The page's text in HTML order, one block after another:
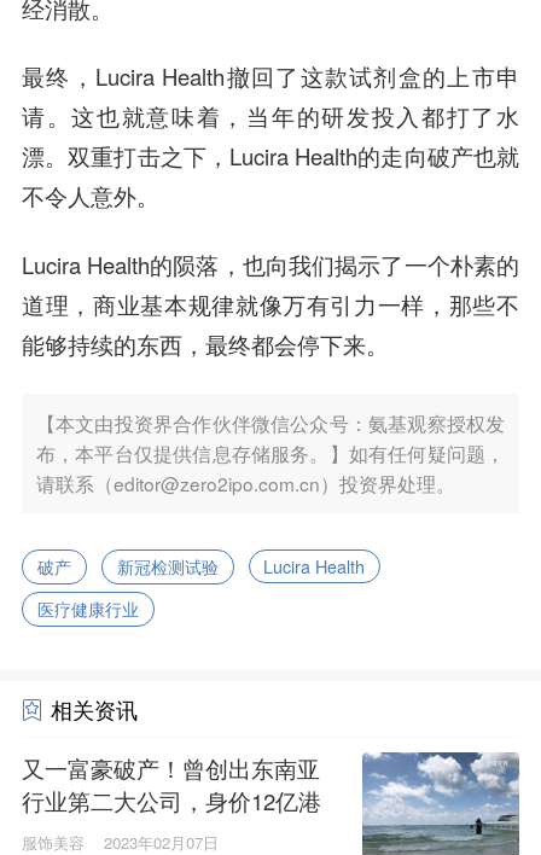
经消散。
最终，Lucira Health撤回了这款试剂盒的上市申
请。这也就意味着，当年的研发投入都打了水
漂。双重打击之下，Lucira Health的走向破产也就
不令人意外。
Lucira Health的陨落，也向我们揭示了一个朴素的
道理，商业基本规律就像万有引力一样，那些不
能够持续的东西，最终都会停下来。
【本文由投资界合作伙伴微信公众号：氨基观察授权发
布，本平台仅提供信息存储服务。】如有任何疑问题，
请联系（editor@zero2ipo.com.cn）投资界处理。
破产 新冠检测试验
Lucira Health
医疗健康行业
相关资讯
又一富豪破产！曾创出东南亚
行业第二大公司，身价12亿港
元
服饰美容 2023年02月07日